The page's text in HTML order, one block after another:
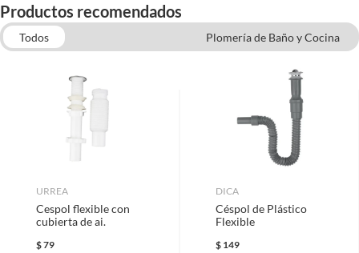
Productos recomendados
Todos
Plomería de Baño y Cocina
Teflones y Sellos
Llaves para Agua y Válvulas
Regaderas y Accesorios
Mezcladoras para fregaderos
URREA
Cespol flexible con
cubierta de ai.
$79
DICA
Céspol de Plástico
Flexible
$ 149